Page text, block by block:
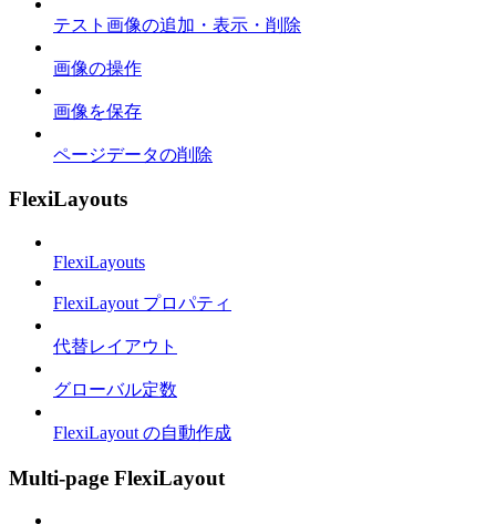
テスト画像の追加・表示・削除
画像の操作
画像を保存
ページデータの削除
FlexiLayouts
FlexiLayouts
FlexiLayout プロパティ
代替レイアウト
グローバル定数
FlexiLayout の自動作成
Multi-page FlexiLayout